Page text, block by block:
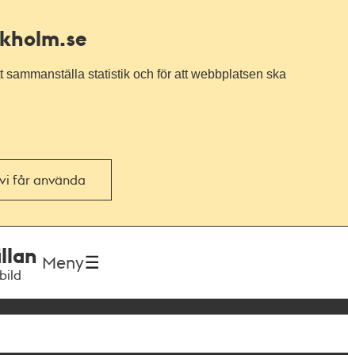
statistik och för att webbplatsen ska
får använda
Meny